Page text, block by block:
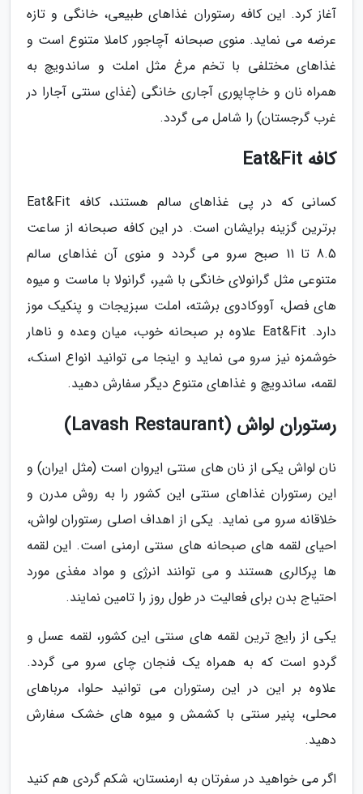
آغاز کرد. این کافه رستوران غذاهای طبیعی، خانگی و تازه
عرضه می نماید. منوی صبحانه آچاجور کاملا متنوع است و
غذاهای مختلفی با تخم مرغ مثل املت و ساندویچ به
همراه نان و خاچاپوری آجاری خانگی (غذای سنتی آجارا در
غرب گرجستان) را شامل می گردد.
کافه Eat&Fit
کسانی که در پی غذاهای سالم هستند، کافه Eat&Fit
برترین گزینه برایشان است. در این کافه صبحانه از ساعت
8.5 تا 11 صبح سرو می گردد و منوی آن غذاهای سالم
متنوعی مثل گرانولای خانگی با شیر، گرانولا با ماست و میوه
های فصل، آووکادوی برشته، املت سبزیجات و پنکیک موز
دارد. Eat&Fit علاوه بر صبحانه خوب، میان وعده و ناهار
خوشمزه نیز سرو می نماید و اینجا می توانید انواع اسنک،
لقمه، ساندویچ و غذاهای متنوع دیگر سفارش دهید.
رستوران لواش (Lavash Restaurant)
نان لواش یکی از نان های سنتی ایروان است (مثل ایران) و
این رستوران غذاهای سنتی این کشور را به روش مدرن و
خلاقانه سرو می نماید. یکی از اهداف اصلی رستوران لواش،
احیای لقمه های صبحانه های سنتی ارمنی است. این لقمه
ها پرکالری هستند و می توانند انرژی و مواد مغذی مورد
احتیاج بدن برای فعالیت در طول روز را تامین نمایند.
یکی از رایج ترین لقمه های سنتی این کشور، لقمه عسل و
گردو است که به همراه یک فنجان چای سرو می گردد.
علاوه بر این در این رستوران می توانید حلوا، مرباهای
محلی، پنیر سنتی با کشمش و میوه های خشک سفارش
دهید.
اگر می خواهید در سفرتان به ارمنستان، شکم گردی هم کنید